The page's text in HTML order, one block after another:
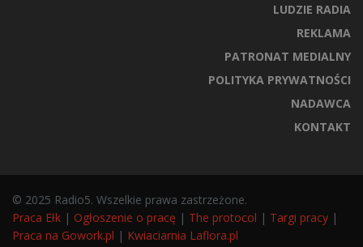
LUDZIE RADIA
REKLAMA
PATRONAT MEDIALNY
POLITYKA PRYWATNOŚCI
NADAWCA
KONTAKT
© 2025 Radio5. Wszelkie prawa zastrzeżone.
Praca Ełk | Ogłoszenie o pracę | The protocol | Targi pracy |
Praca na Gowork.pl | Kwiaciarnia Laflora.pl